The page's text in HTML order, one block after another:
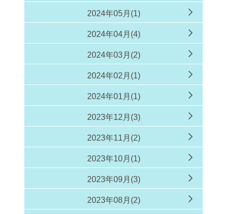
2024年05月(1)
2024年04月(4)
2024年03月(2)
2024年02月(1)
2024年01月(1)
2023年12月(3)
2023年11月(2)
2023年10月(1)
2023年09月(3)
2023年08月(2)